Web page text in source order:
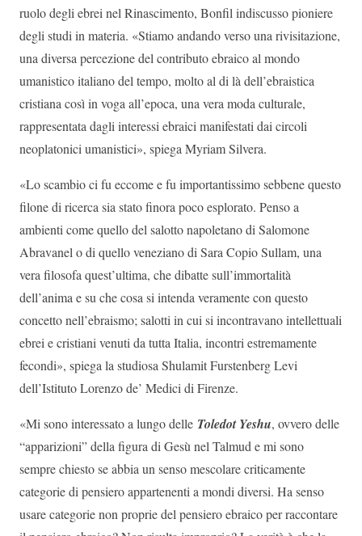
ruolo degli ebrei nel Rinascimento, Bonfil indiscusso pioniere
degli studi in materia. «Stiamo andando verso una rivisitazione,
una diversa percezione del contributo ebraico al mondo
umanistico italiano del tempo, molto al di là dell’ebraistica
cristiana così in voga all’epoca, una vera moda culturale,
rappresentata dagli interessi ebraici manifestati dai circoli
neoplatonici umanistici», spiega Myriam Silvera.
«Lo scambio ci fu eccome e fu importantissimo sebbene questo
filone di ricerca sia stato finora poco esplorato. Penso a
ambienti come quello del salotto napoletano di Salomone
Abravanel o di quello veneziano di Sara Copio Sullam, una
vera filosofa quest’ultima, che dibatte sull’immortalità
dell’anima e su che cosa si intenda veramente con questo
concetto nell’ebraismo; salotti in cui si incontravano intellettuali
ebrei e cristiani venuti da tutta Italia, incontri estremamente
fecondi», spiega la studiosa Shulamit Furstenberg Levi
dell’Istituto Lorenzo de’ Medici di Firenze.
«Mi sono interessato a lungo delle Toledot Yeshu, ovvero delle
“apparizioni” della figura di Gesù nel Talmud e mi sono
sempre chiesto se abbia un senso mescolare criticamente
categorie di pensiero appartenenti a mondi diversi. Ha senso
usare categorie non proprie del pensiero ebraico per raccontare